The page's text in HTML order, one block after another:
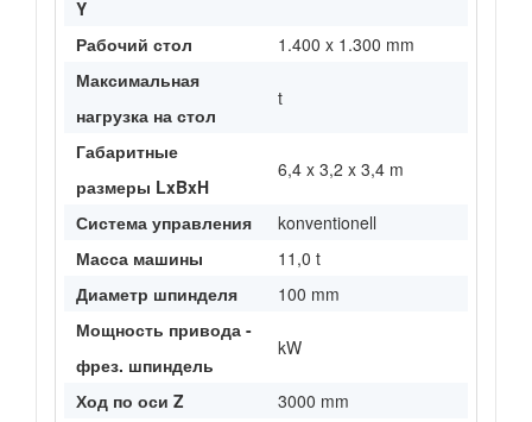
Y
Рабочий стол
1.400 x 1.300 mm
Максимальная
нагрузка на стол
t
Габаритные
размеры LxBxH
6,4 x 3,2 x 3,4 m
Система управления
konventionell
Масса машины
11,0 t
Диаметр шпинделя
100 mm
Мощность привода -
фрез. шпиндель
kW
Ход по оси Z
3000 mm